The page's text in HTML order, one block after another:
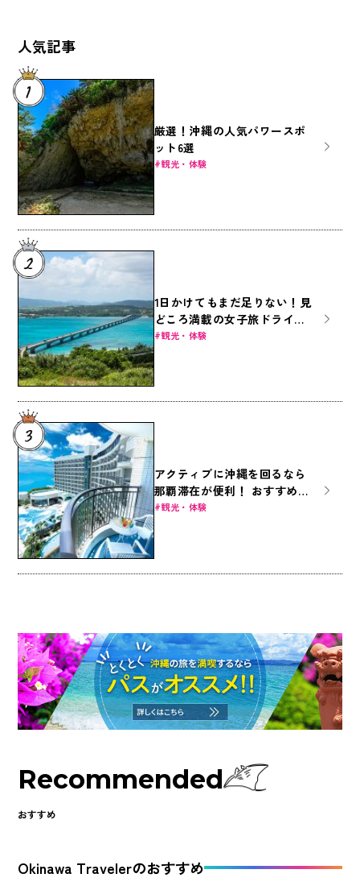
人気記事
厳選！沖縄の人気パワースポ
ット6選
観光・体験
1日かけてもまだ足りない！見
どころ満載の女子旅ドライブ
～本島北部編～
観光・体験
アクティブに沖縄を回るなら
那覇滞在が便利！ おすすめ那
覇ホテル8選
観光・体験
Recommended
おすすめ
Okinawa Travelerのおすすめ